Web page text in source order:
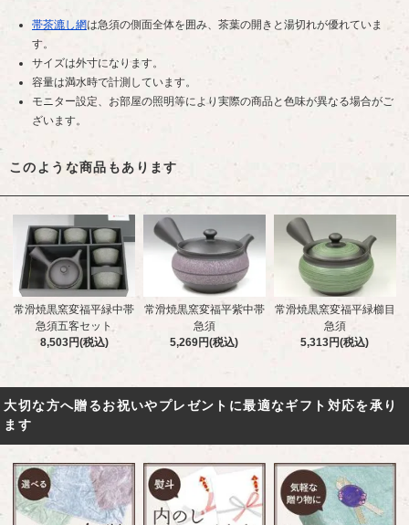
帯茶漉し網は急須の側面全体を囲み、茶葉の開きと湯切れが優れていま
す。
サイズは外寸になります。
容量は満水時で計測しています。
モニター設定、お部屋の照明等により実際の商品と色味が異なる場合がご
ざいます。
このような商品もあります
常滑焼黒窯変福平緑中帯
急須五客セット
8,503円(税込)
常滑焼黒窯変福平紫中帯
急須
5,269円(税込)
常滑焼黒窯変福平緑櫛目
急須
5,313円(税込)
大切な方へ贈るお祝いやプレゼントに最適なギフト対応を承り
ます